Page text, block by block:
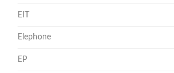
EIT
Elephone
EP